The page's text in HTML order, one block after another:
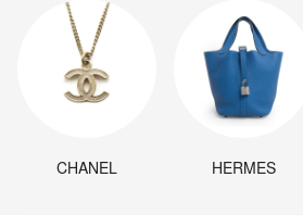
CHANEL HERMES